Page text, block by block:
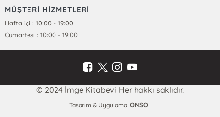
MÜŞTERİ HİZMETLERİ
Hafta içi : 10:00 - 19:00
Cumartesi : 10:00 - 19:00
© 2024 İmge Kitabevi Her hakkı saklıdır.
Tasarım & Uygulama ONSO